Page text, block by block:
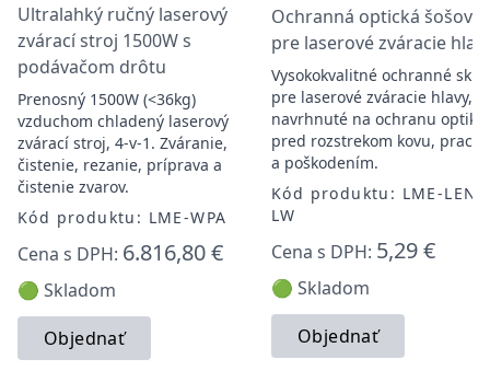
Ultralahký ručný laserový
zvárací stroj 1500W s
podávačom drôtu
Prenosný 1500W (<36kg)
vzduchom chladený laserový
zvárací stroj, 4-v-1. Zváranie,
čistenie, rezanie, príprava a
čistenie zvarov.
Kód produktu: LME-WPA
Cena s DPH: 6.816,80 €
🟢 Skladom
Objednať
Ochranná optická
pre laserové zváracie
Vysokokvalitné ochranné sklo
pre laserové zváracie hlavy,
navrhnuté na ochranu optiky
pred rozstrekom kovu,
a poškodením.
Kód produktu: LME-
LW
Cena s DPH: 5,29 €
🟢 Skladom
Objednať